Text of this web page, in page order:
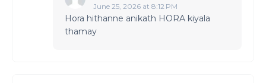
June 25, 2026 at 8:12 PM
Hora hithanne anikath HORA kiyala
thamay